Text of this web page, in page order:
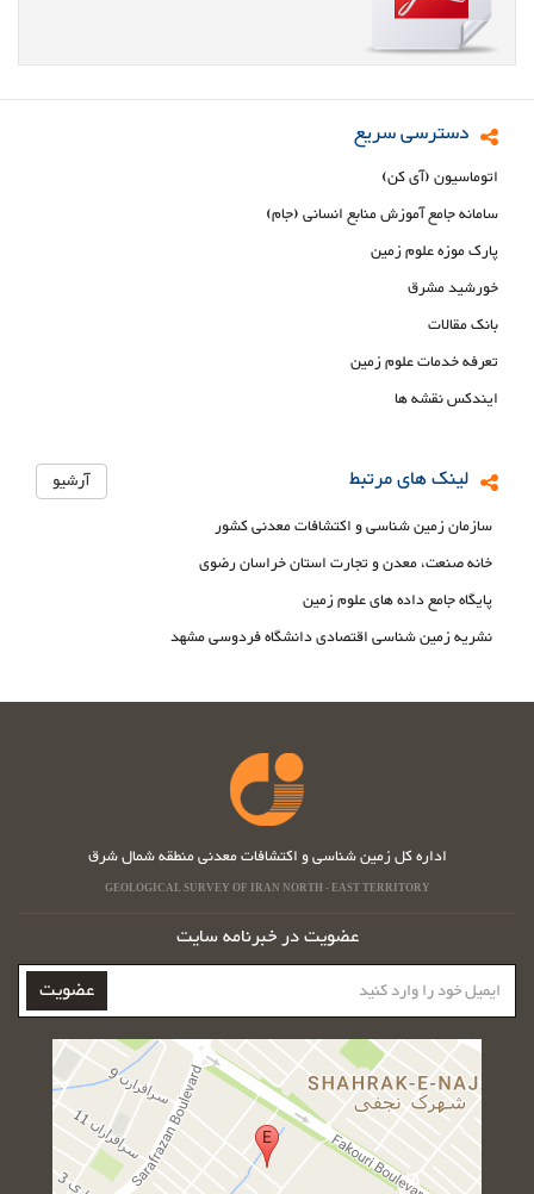
دسترسی سریع
اتوماسیون (آی کن)
سامانه جامع آموزش منابع انسانی (جام)
پارک موزه علوم زمین
خورشید مشرق
بانک مقالات
تعرفه خدمات علوم زمین
ایندکس نقشه ها
لینک های مرتبط آرشیو
سازمان زمین شناسی و اکتشافات معدنی کشور
خانه صنعت، معدن و تجارت استان خراسان رضوی
پایگاه جامع داده های علوم زمین
نشریه زمین شناسی اقتصادی دانشگاه فردوسی مشهد
اداره کل زمین شناسی و اکتشافات معدنی منطقه شمال شرق
GEOLOGICAL SURVEY OF IRAN NORTH - EAST TERRITORY
عضویت در خبرنامه سایت
ایمیل
خود
را
عضویت